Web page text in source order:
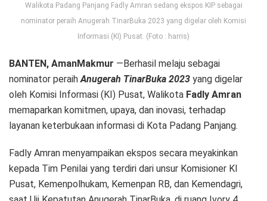
Walikota Padang Panjang Fadly Amran sedang ekspos KIP sebagai
nominator peraih Anugerah TinarBuka 2023 yang digelar oleh Komisi
Informasi (KI) Pusat. (Foto : harris)
BANTEN, AmanMakmur —Berhasil melaju sebagai
nominator peraihAnugerah TinarBuka 2023 yang digelar
oleh Komisi Informasi (KI) Pusat, Walikota Fadly Amran
memaparkan komitmen, upaya, dan inovasi, terhadap
layanan keterbukaan informasi di Kota Padang Panjang.
Fadly Amran menyampaikan ekspos secara meyakinkan
kepada Tim Penilai yang terdiri dari unsur Komisioner KI
Pusat, Kemenpolhukam, Kemenpan RB, dan Kemendagri,